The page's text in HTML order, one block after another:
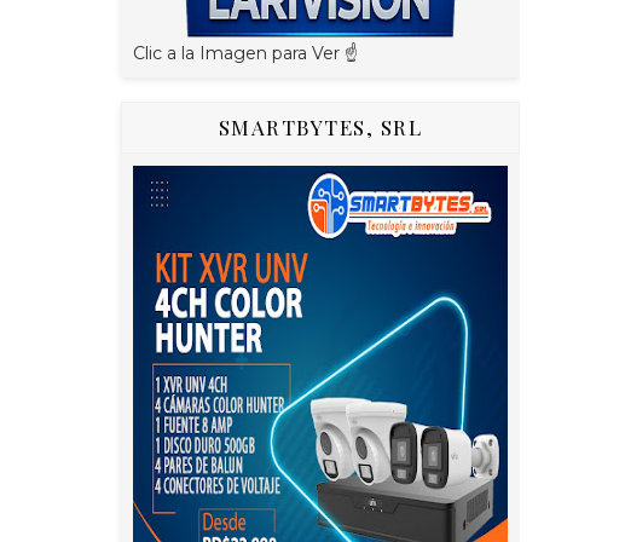
Clic a la Imagen para Ver ☝️
SMARTBYTES, SRL